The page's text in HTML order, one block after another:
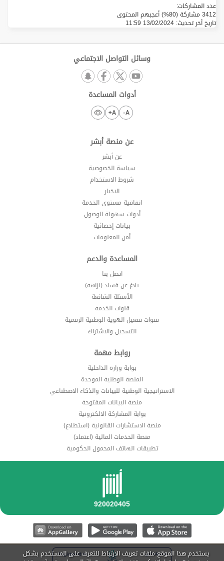
عدد المشاركات:
3412 مشاركة (80%) أعجبهم المحتوى
تاريخ أخر تحديث: 13/02/2024 11:59
وسائل التواصل الاجتماعي
أدوات المساعدة
A-
A+
عن منصة أبشر
عن أبشر
سياسة الخصوصية
شروط الاستخدام
الاخبار
اتفاقية مستوى الخدمة
أدوات سهولة الوصول
بيانات إحصائية
أمن المعلومات
المساعدة والدعم
اتصل بنا
بلاغ عن فساد (نزاهة)
الأسئلة الشائعة
قنوات الخدمة
قنوات تفعيل الهوية الوطنية الرقمية
التسجيل والاشتراك
روابط مهمة
بوابة وزارة الداخلية
المنصة الوطنية الموحدة
الاستراتيجية الوطنية للبيانات والذكاء الاصطناعي
منصة البيانات المفتوحة
بوابة المشاركة الالكترونية
منصة الاستشارات القانونية (استطلاع)
منصة الخدمات المالية (اعتماد)
تطبيقات الهاتف المحمول الحكومية
يستخدم هذا الموقع ملفات تعريف الارتباط للتعرف على المستخدم بشكل